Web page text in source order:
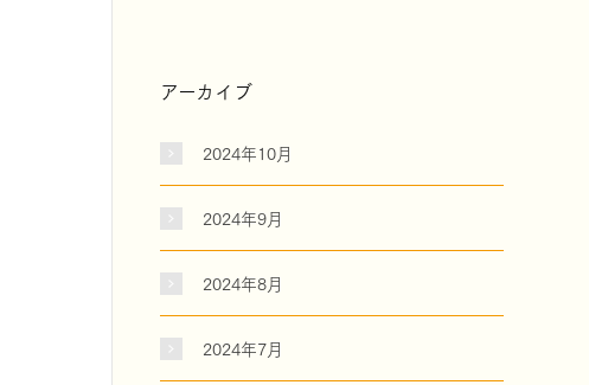
アーカイブ
2024年10月
2024年9月
2024年8月
2024年7月